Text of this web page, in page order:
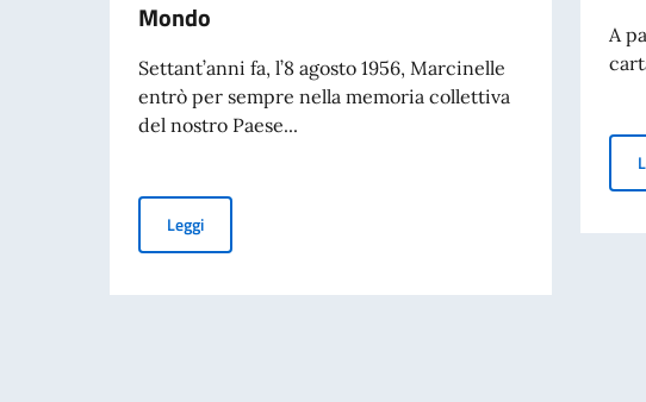
Mondo
Settant’anni fa, l’8 agosto 1956, Marcinelle
entrò per sempre nella memoria collettiva
del nostro Paese...
Leggi70° Anniversario del disastro di Marcinelle, e 25° Giornata
A